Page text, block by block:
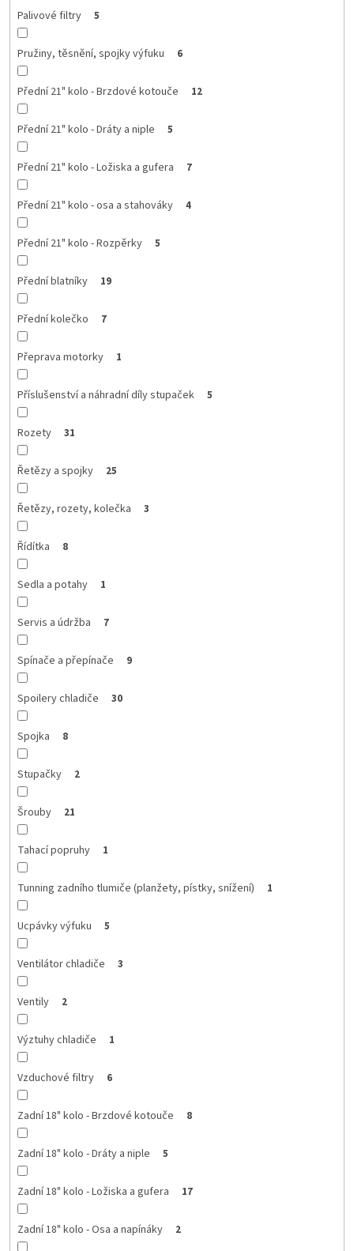
Palivové filtry 5
Pružiny, těsnění, spojky výfuku 6
Přední 21" kolo - Brzdové kotouče 12
Přední 21" kolo - Dráty a niple 5
Přední 21" kolo - Ložiska a gufera 7
Přední 21" kolo - osa a stahováky 4
Přední 21" kolo - Rozpěrky 5
Přední blatníky 19
Přední kolečko 7
Přeprava motorky 1
Příslušenství a náhradní díly stupaček 5
Rozety 31
Řetězy a spojky 25
Řetězy, rozety, kolečka 3
Řídítka 8
Sedla a potahy 1
Servis a údržba 7
Spínače a přepínače 9
Spoilery chladiče 30
Spojka 8
Stupačky 2
Šrouby 21
Tahací popruhy 1
Tunning zadního tlumiče (planžety, pístky, snížení) 1
Ucpávky výfuku 5
Ventilátor chladiče 3
Ventily 2
Výztuhy chladiče 1
Vzduchové filtry 6
Zadní 18" kolo - Brzdové kotouče 8
Zadní 18" kolo - Dráty a niple 5
Zadní 18" kolo - Ložiska a gufera 17
Zadní 18" kolo - Osa a napínáky 2